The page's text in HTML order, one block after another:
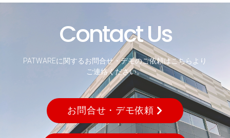
Contact Us
PATWAREに関するお問合せ・デモのご依頼はこちらより
ご連絡ください。
お問合せ・デモ依頼